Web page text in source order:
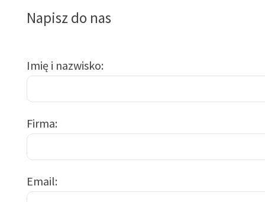
Napisz do nas
Imię i nazwisko
Firma
Email